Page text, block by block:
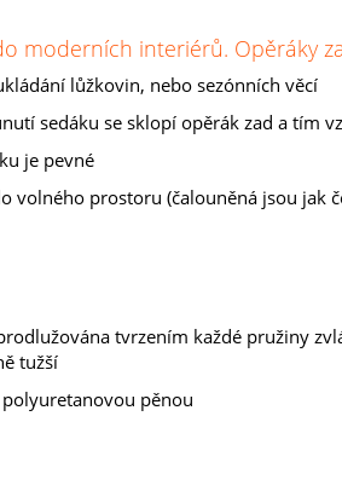
moderních interiérů. Opěráky
lůžkovin, nebo sezónních věcí
sedáku se sklopí opěrák zad a tím
je pevné
prostoru (čalouněná jsou jak
tvrzením každé pružiny
tužší
pěnou